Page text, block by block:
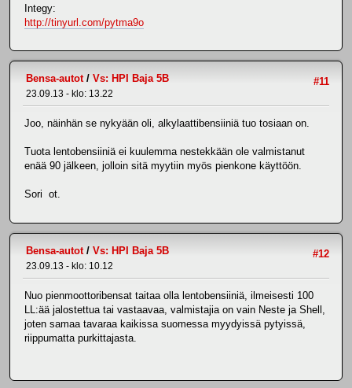
Integy:
http://tinyurl.com/pytma9o
#11
Bensa-autot/ Vs: HPI Baja 5B
23.09.13 - klo: 13.22
Joo, näinhän se nykyään oli, alkylaattibensiiniä tuo tosiaan on.
Tuota lentobensiiniä ei kuulemma nestekkään ole valmistanut
enää 90 jälkeen, jolloin sitä myytiin myös pienkone käyttöön.
Sori ot.
#12
Bensa-autot/ Vs: HPI Baja 5B
23.09.13 - klo: 10.12
Nuo pienmoottoribensat taitaa olla lentobensiiniä, ilmeisesti 100
LL:ää jalostettua tai vastaavaa, valmistajia on vain Neste ja Shell,
joten samaa tavaraa kaikissa suomessa myydyissä pytyissä,
riippumatta purkittajasta.